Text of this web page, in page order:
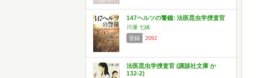
147ヘルツの警鐘: 法医昆虫学捜査官
川瀬 七緒
登録
2092
法医昆虫学捜査官 (講談社文庫 か
132-2)